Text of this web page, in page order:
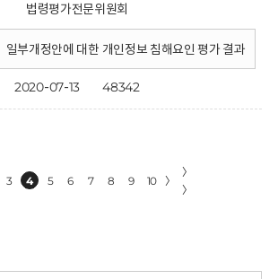
법령평가전문위원회
일부개정안에 대한 개인정보 침해요인 평가 결과
2020-07-13 48342
3 4 5 6 7 8 9 10 〉
〉
〉